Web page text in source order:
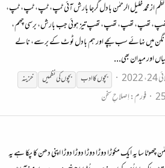
از محمد خلیل الرحمٰن بادل گرجا بارش آئی ٹپ، ٹپ، ٹپ، ٹپ،
تھپ، تھپ، تھپ، تھپ تیز ہوئی جب بارش، برسی چھم،
آنگن میں نہائے سب بچے اور ہم بادل ٹوٹ کے برسے، نالے
اور میدان بھی...
2022 بچوںکا ادب بچوںکینظمیں
خزینہ
فورم:اِصلاحِ سخن
چھوٹا سا یہ ایک مکوڑا دوڑا دوڑا دوڑا دوڑا اپنی دھن کا پکا ہے یہ